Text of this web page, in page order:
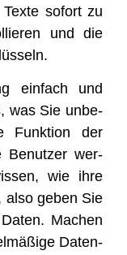
sofort zu
und die
ein­fach und
was Sie unbe­
Funk­ti­on der
Benut­zer wer­
wie ihre
also geben Sie
Machen
Daten­